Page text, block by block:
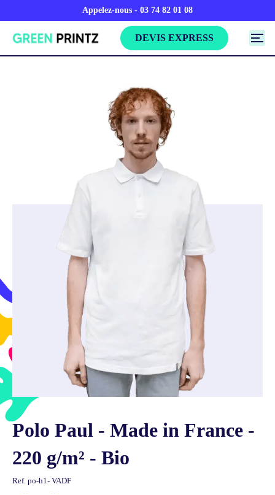
Appelez-nous - 03 74 82 01 08
DEVIS EXPRESS
Polo Paul - Made in France -
220 g/m² - Bio
Ref. po-h1- VADF